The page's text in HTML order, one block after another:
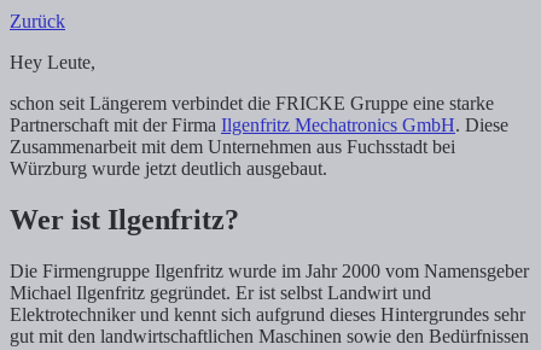
Zurück
Hey Leute,
schon seit Längerem verbindet die FRICKE Gruppe eine starke
Partnerschaft mit der Firma Ilgenfritz Mechatronics GmbH. Diese
Zusammenarbeit mit dem Unternehmen aus Fuchsstadt bei
Würzburg wurde jetzt deutlich ausgebaut.
Wer ist Ilgenfritz?
Die Firmengruppe Ilgenfritz wurde im Jahr 2000 vom Namensgeber
Michael Ilgenfritz gegründet. Er ist selbst Landwirt und
Elektrotechniker und kennt sich aufgrund dieses Hintergrundes sehr
gut mit den landwirtschaftlichen Maschinen sowie den Bedürfnissen